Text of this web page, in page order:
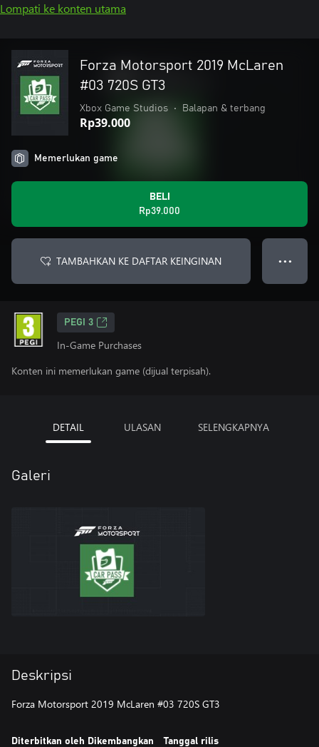
Lompati ke konten utama
Forza Motorsport 2019 McLaren
#03 720S GT3
Xbox Game Studios • Balapan & terbang
Rp39.000
Memerlukan game
BELI
Rp39.000
TAMBAHKAN KE DAFTAR KEINGINAN ● ● ●
PEGI 3
In-Game Purchases
Konten ini memerlukan game (dijual terpisah).
DETAIL ULASAN SELENGKAPNYA
Galeri
Deskripsi
Forza Motorsport 2019 McLaren #03 720S GT3
Diterbitkan oleh Dikembangkan
Tanggal rilis